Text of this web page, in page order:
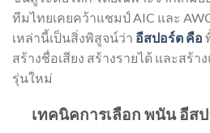
ทีมไทยเคยคว้าแชมป์ AIC และ
เหล่านี้เป็นสิ่งพิสูจน์ว่า อีสปอร์ต คือ
สร้างชื่อเสียง สร้างรายได้ และสร้า
รุ่นใหม่
เทคนิคการเลือก พนัน อีส